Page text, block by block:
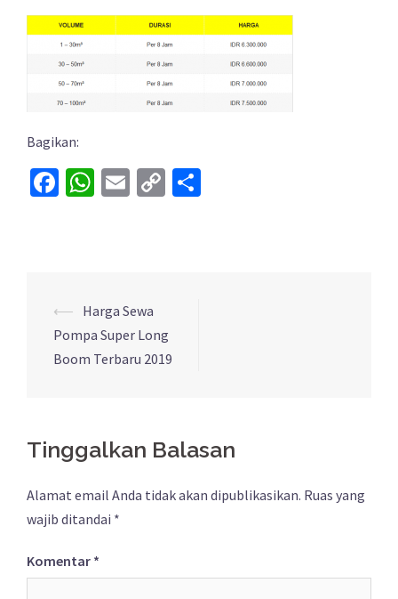
Bagikan:
Facebook
WhatsApp
Email
Copy
Post
navigation
⟵ Harga Sewa
Pompa Super Long
Boom Terbaru 2019
Tinggalkan Balasan
Alamat email Anda tidak akan dipublikasikan. Ruas yang
wajib ditandai *
Komentar *